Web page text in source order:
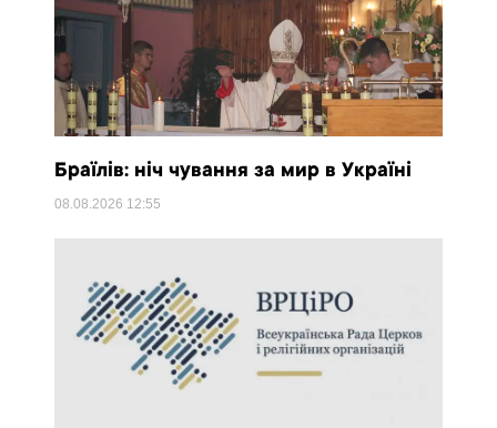
Браїлів: ніч чування за мир в Україні
08.08.2026 12:55